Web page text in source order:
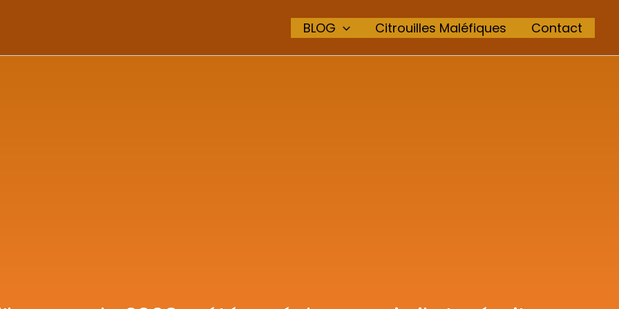
BLOG Citrouilles Maléfiques Contact